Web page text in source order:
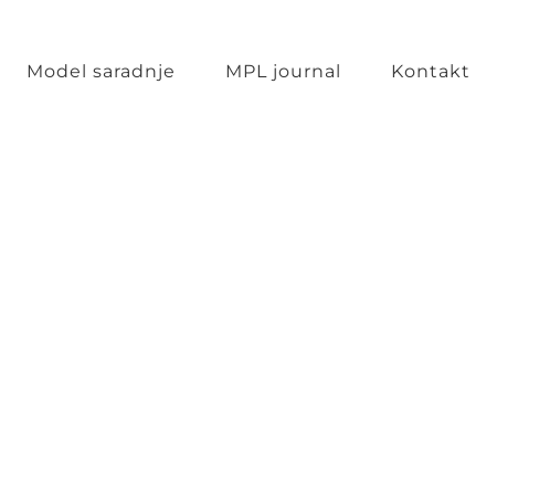
Model saradnje MPL journal Kontakt